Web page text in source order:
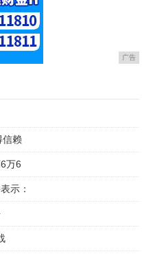
广告
信赖
万6
示：